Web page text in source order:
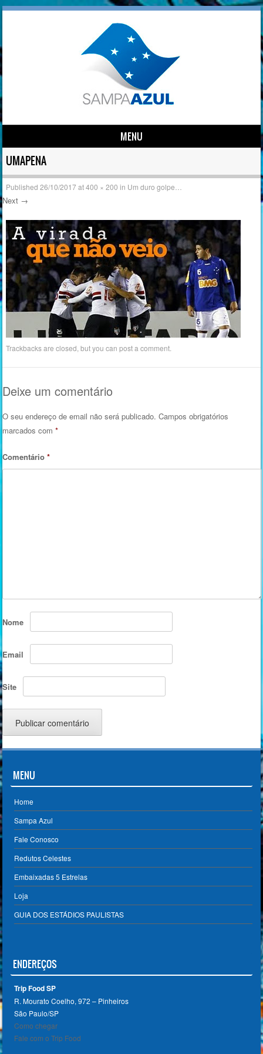
MENU
Skip to content
UMAPENA
Published26/10/2017at400 × 200 in Um duro golpe…
Next →
Trackbacks are closed, but you canpost a comment
Deixe um comentário
O seu endereço de email não será publicado. Campos obrigatórios
marcados com*
Comentário*
Nome
Email
Site
MENU
Home
Sampa Azul
Fale Conosco
Redutos Celestes
Embaixadas 5 Estrelas
Loja
GUIA DOS ESTÁDIOS PAULISTAS
ENDEREÇOS
Trip Food SP
R. Mourato Coelho, 972 – Pinheiros
São Paulo/SP ‎
Como chegar
Fale com o Trip Food